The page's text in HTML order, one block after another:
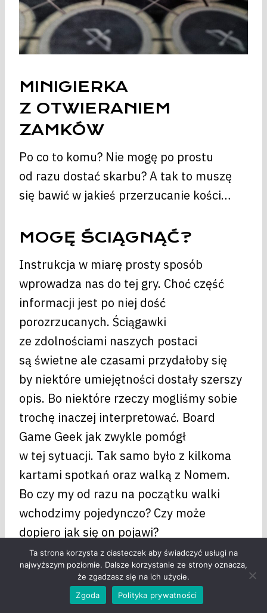
MINIGIERKA
Z OTWIERANIEM
ZAMKÓW
Po co to komu? Nie mogę po prostu
od razu dostać skarbu? A tak to muszę
się bawić w jakieś przerzucanie kości…
MOGĘ ŚCIĄGNĄĆ?
Instrukcja w miarę prosty sposób
wprowadza nas do tej gry. Choć część
informacji jest po niej dość
porozrzucanych. Ściągawki
ze zdolnościami naszych postaci
są świetne ale czasami przydałoby się
by niektóre umiejętności dostały szerszy
opis. Bo niektóre rzeczy mogliśmy sobie
trochę inaczej interpretować. Board
Game Geek jak zwykle pomógł
w tej sytuacji. Tak samo było z kilkoma
kartami spotkań oraz walką z Nomem.
Bo czy my od razu na początku walki
wchodzimy pojedynczo? Czy może
dopiero jak się on pojawi?
Ta strona korzysta z ciasteczek aby świadczyć usługi na
najwyższym poziomie. Dalsze korzystanie ze strony oznacza,
że zgadzasz się na ich użycie.
Zgoda
Polityka prywatności